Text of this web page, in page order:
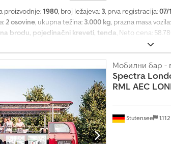
proizvodnje:1980, broj ležajeva: 3, prva registracija:07/
2 osovine, ukupna težina: 3.000 kg, prazna masa vozila:
brodu, pojedinačni kreveti, tenda, Neto cena:
kampovanje ili korišćenje kao Tiny House. U
Šasija je prepravljena na Knott tandem
na slikama). Ukupna dužina Airstream-a: 9,95 m,
70R15 inkl. nove felne - Automatsko staklo Profi
kuka Knott KFG 30-A sa konzolom - Prepravka na
Enterijer, dužina 8,45 m, širina 2,25 m, visina
i toplu vodu – novo - Gasna instalacija za 2x
šporet – novo - Mikrotalasna sa funkcijom
om - Klima uređaj na krovu - Frižider sa
58.780,00 EUR Pregled je moguć po dogovoru
Stutensee
Мобилни бар -
Spectra
RML AEC